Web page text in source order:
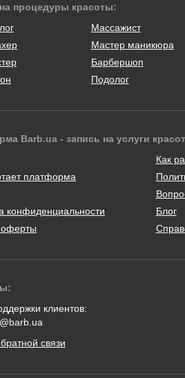
процедуры красоты:
Массажист
Мастер маникюра
Барбершоп
Подолог
Barb.ua - запись на услуги
платформа
конфиденциальности
оферты
Как
Блог
клиентов:
связи